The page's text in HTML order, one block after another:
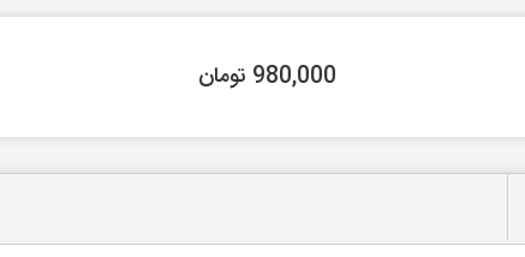
980,000 تومان